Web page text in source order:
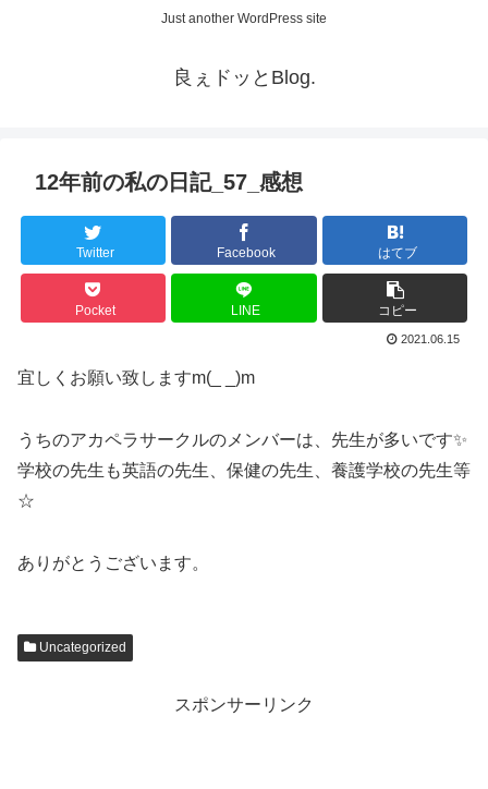
Just another WordPress site
良ぇドッとBlog.
12年前の私の日記_57_感想
Twitter Facebook はてブ
Pocket LINE コピー
2021.06.15
宜しくお願い致しますm(_ _)m
うちのアカペラサークルのメンバーは、先生が多いです✨
学校の先生も英語の先生、保健の先生、養護学校の先生等
☆
ありがとうございます。
Uncategorized
スポンサーリンク